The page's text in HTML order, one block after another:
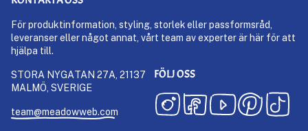
För produktinformation, styling, storlek eller passformsråd,
leveranser eller något annat, vårt team av experter är här för att
hjälpa till.
STORA NYGATAN 27A, 21137
MALMÖ, SVERIGE
team@meadowweb.com
FÖLJ OSS